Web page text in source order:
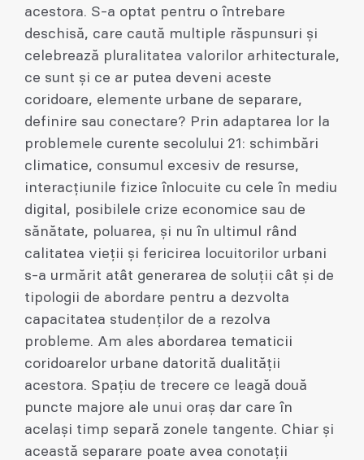
acestora. S-a optat pentru o întrebare
deschisă, care caută multiple răspunsuri și
celebrează pluralitatea valorilor arhitecturale,
ce sunt și ce ar putea deveni aceste
coridoare, elemente urbane de separare,
definire sau conectare? Prin adaptarea lor la
problemele curente secolului 21: schimbări
climatice, consumul excesiv de resurse,
interacțiunile fizice înlocuite cu cele în mediu
digital, posibilele crize economice sau de
sănătate, poluarea, și nu în ultimul rând
calitatea vieții și fericirea locuitorilor urbani
s-a urmărit atât generarea de soluții cât și de
tipologii de abordare pentru a dezvolta
capacitatea studenților de a rezolva
probleme. Am ales abordarea tematicii
coridoarelor urbane datorită dualității
acestora. Spațiu de trecere ce leagă două
puncte majore ale unui oraș dar care în
același timp separă zonele tangente. Chiar și
această separare poate avea conotații